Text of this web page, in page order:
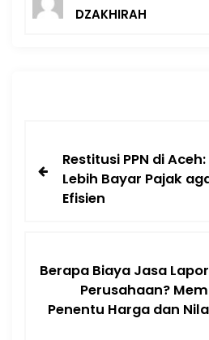
DZAKHIRAH
Restitusi PPN di
Lebih Bayar Pajak
Efisien
Berapa Biaya Jasa
Perusahaan?
Penentu Harga dan